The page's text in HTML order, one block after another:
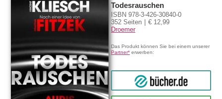
Todesrauschen
ISBN 978-3-426-30840-0
352 Seiten
€ 12,99
Droemer
Das Produkt können Sie bei einem unserer
Partner* erwerben:
bücher.de